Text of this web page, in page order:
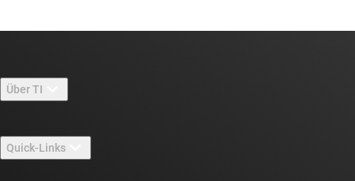
Über TI
Stellenangebote
Quick-Links